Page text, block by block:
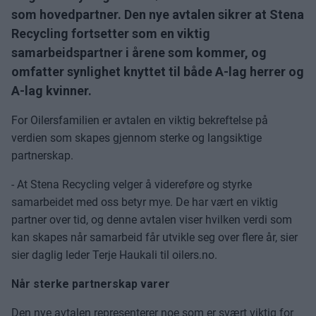
som hovedpartner. Den nye avtalen sikrer at Stena
Recycling fortsetter som en viktig
samarbeidspartner i årene som kommer, og
omfatter synlighet knyttet til både A-lag herrer og
A-lag kvinner.
For Oilersfamilien er avtalen en viktig bekreftelse på
verdien som skapes gjennom sterke og langsiktige
partnerskap.
- At Stena Recycling velger å videreføre og styrke
samarbeidet med oss betyr mye. De har vært en viktig
partner over tid, og denne avtalen viser hvilken verdi som
kan skapes når samarbeid får utvikle seg over flere år, sier
sier daglig leder Terje Haukali til oilers.no.
Når sterke partnerskap varer
Den nye avtalen representerer noe som er svært viktig for